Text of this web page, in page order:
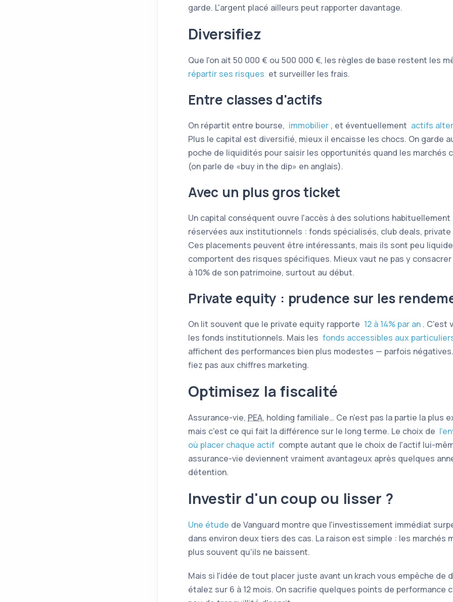
garde. L'argent placé ailleurs peut rapporter davantage.
Diversifiez
Que l'on ait 50 000 € ou 500 000 €, les règles de base restent les
répartir ses risques et surveiller les frais.
Entre classes d'actifs
On répartit entre bourse, immobilier , et éventuellement actifs
Plus le capital est diversifié, mieux il encaisse les chocs. On garde
poche de liquidités pour saisir les opportunités quand les marchés
(on parle de
buy in the dip en anglais).
Avec un plus gros ticket
Un capital conséquent ouvre l'accès à des solutions habituellement
réservées aux institutionnels : fonds spécialisés, club deals,
Ces placements peuvent être intéressants, mais ils sont peu
comportent des risques spécifiques. Mieux vaut ne pas y consacrer
à 10% de son patrimoine, surtout au début.
Private equity : prudence sur les
On lit souvent que le private equity rapporte 12 à 14% par an . C'est
les fonds institutionnels. Mais les fonds accessibles aux
affichent des performances bien plus modestes — parfois
fiez pas aux chiffres marketing.
Optimisez la fiscalité
Assurance-vie, PEA, holding familiale… Ce n'est pas la partie la plus
mais c'est ce qui fait la différence sur le long terme. Le choix de
où placer chaque actif compte autant que le choix de l'actif lui-
assurance-vie deviennent vraiment avantageux après quelques
détention.
Investir d'un coup ou lisser ?
Une étude de Vanguard montre que l'investissement immédiat
dans environ deux tiers des cas. La raison est simple : les marchés
plus souvent qu'ils ne baissent.
Mais si l'idée de tout placer juste avant un krach vous empêche de
étalez sur 6 à 12 mois. On sacrifie quelques points de performance